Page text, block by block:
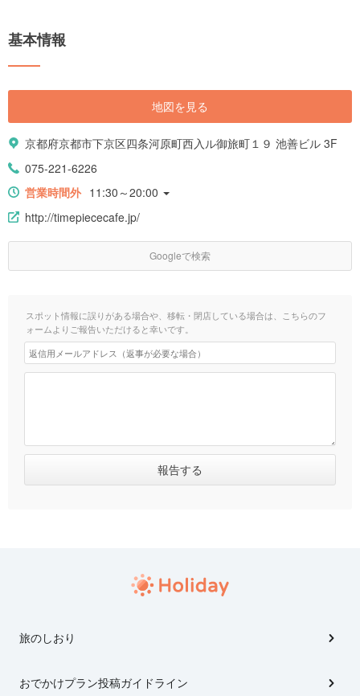
基本情報
地図を見る
京都府京都市下京区四条河原町西入ル御旅町１９ 池善ビル 3F
075-221-6226
営業時間外 11:30～20:00
http://timepiececafe.jp/
Googleで検索
スポット情報に誤りがある場合や、移転・閉店している場合は、こちらのフ
ォームよりご報告いただけると幸いです。
旅のしおり
おでかけプラン投稿ガイドライン